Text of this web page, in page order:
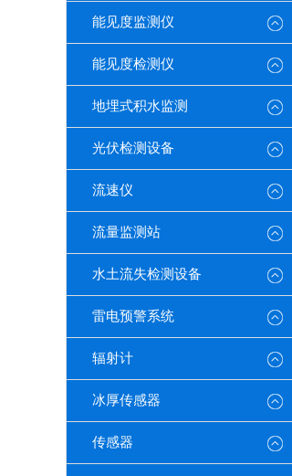
能见度监测仪
能见度检测仪
地埋式积水监测
光伏检测设备
流速仪
流量监测站
水土流失检测设备
雷电预警系统
辐射计
冰厚传感器
传感器